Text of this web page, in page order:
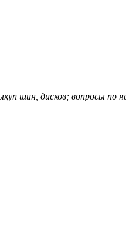
шин, дисков; вопросы по